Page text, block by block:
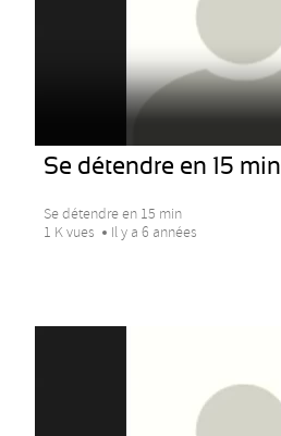
Se détendre en 15 min
Se détendre en 15 min
1 K vues
Il y a 6 années